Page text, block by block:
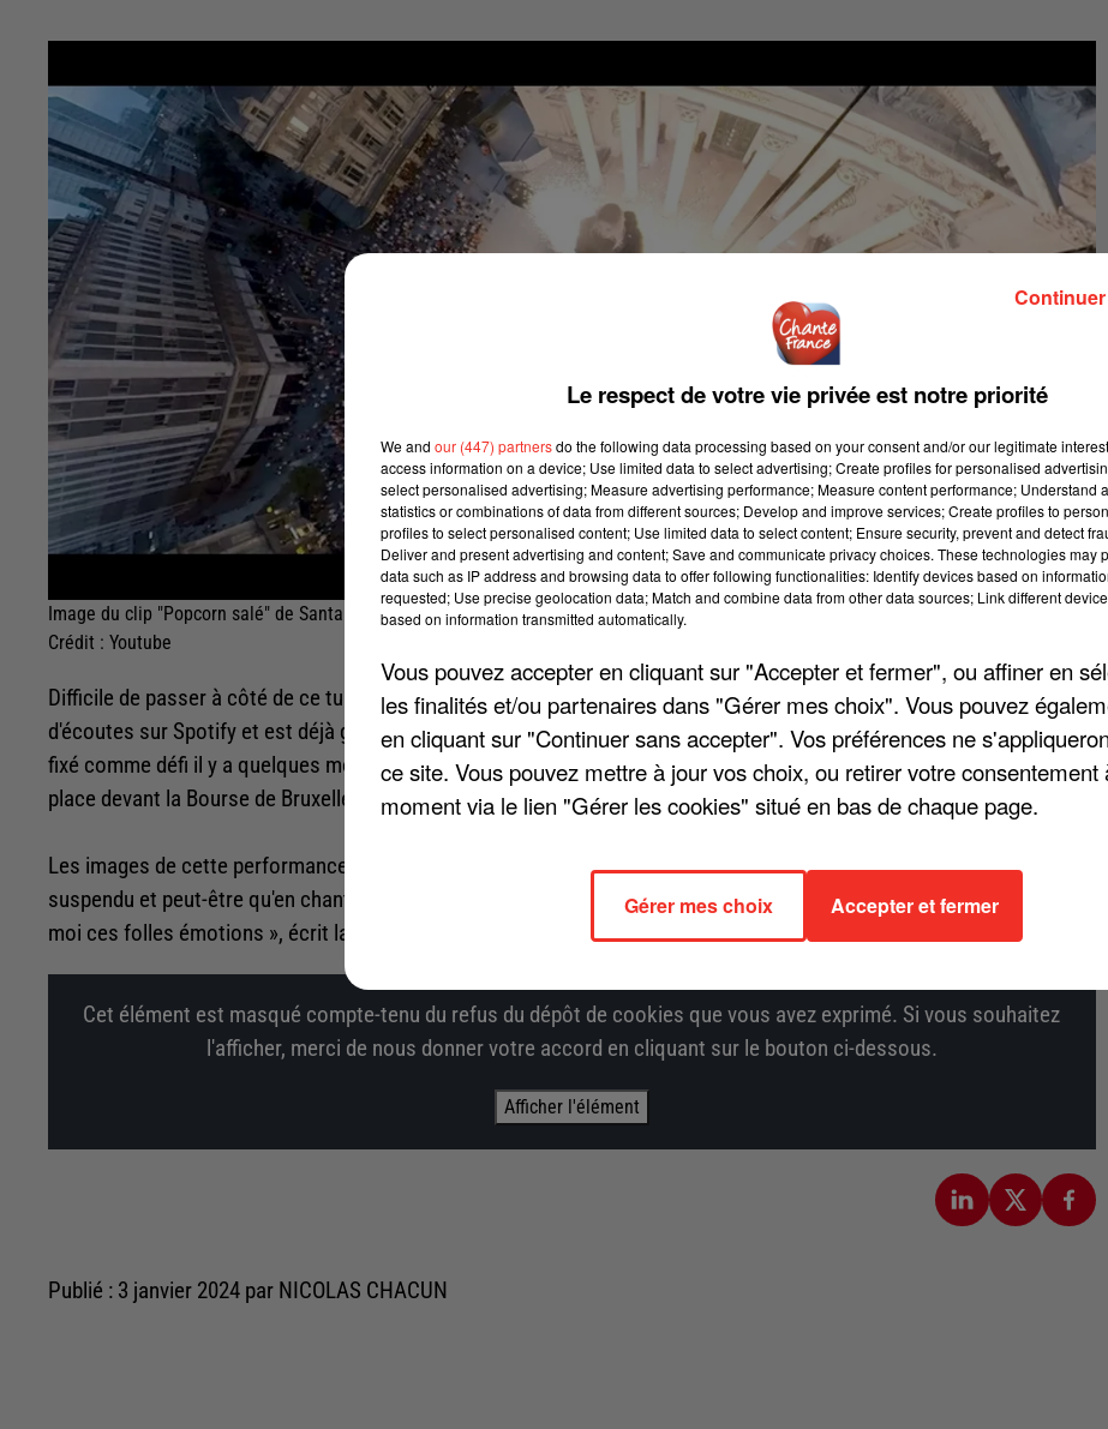
Image du clip "Popcorn salé" de Santa
Crédit : Youtube
Difficile de passer à côté de ce tube ces dernières semaines. Le titre « Popcorn salé » compte plus de 22 millions
d'écoutes sur Spotify et est déjà grimpé jusqu'à la 14ème place du Top Singes. Santa, qui interprète la chanson, s'est
fixé comme défi il y a quelques mois d'entonner « Popcorn salé » perchée à 40 mètres du sol avec son piano, sur la
place devant la Bourse de Bruxelles.
Les images de cette performance haute en couleurs illustrent désormais le nouveau clip du titre. « Ce fût un moment
suspendu et peut-être qu'en chantant un peu plus près du ciel ma voix y résonnera. J'espère que vous partagerez avec
moi ces folles émotions », écrit la chanteuse. Regardez !
Cet élément est masqué compte-tenu du refus du dépôt de cookies que vous avez exprimé. Si vous souhaitez
l'afficher, merci de nous donner votre accord en cliquant sur le bouton ci-dessous.
Afficher l'élément
Publié : 3 janvier 2024 par NICOLAS CHACUN
Le respect de votre vie privée est notre priorité
We and our (447) partnersdo the following data processing based on your consent and/or our legitimate
access information on a device; Use limited data to select advertising; Create profiles for personalised
select personalised advertising; Measure advertising performance; Measure content performance; Understand
statistics or combinations of data from different sources; Develop and improve services; Create profiles to
profiles to select personalised content; Use limited data to select content; Ensure security, prevent and detect
Deliver and present advertising and content; Save and communicate privacy choices. These technologies may
data such as IP address and browsing data to offer following functionalities: Identify devices based on
requested; Use precise geolocation data; Match and combine data from other data sources; Link different
based on information transmitted automatically.
Vous pouvez accepter en cliquant sur "Accepter et fermer", ou affiner en
les finalités et/ou partenaires dans "Gérer mes choix". Vous pouvez
en cliquant sur "Continuer sans accepter". Vos préférences ne
ce site. Vous pouvez mettre à jour vos choix, ou retirer votre consentement
moment via le lien "Gérer les cookies" situé en bas de chaque page.
Gérer mes choix Accepter et fermer